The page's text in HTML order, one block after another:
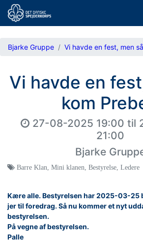
Bjarke Gruppe Vi havde en fest, men
Vi havde en
kom
27-08-2025 19:00 til
21:00
Bjarke
Barre Klan Mini klanen Bestyrelse Ledere
Kære alle. Bestyrelsen har 2025-03-25
jer til foredrag. Så nu kommer et nyt
bestyrelsen.
På vegne af bestyrelsen.
Palle